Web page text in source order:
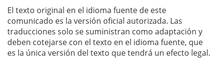
El texto original en el idioma fuente de este
comunicado es la versión oficial autorizada. Las
traducciones solo se suministran como adaptación y
deben cotejarse con el texto en el idioma fuente, que
es la única versión del texto que tendrá un efecto legal.